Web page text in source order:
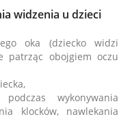
widzenia u dzieci
oka (dziecko widzi
patrząc obojgiem oczu
wykonywania
klocków, nawlekania